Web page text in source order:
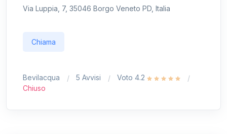
Via Luppia, 7, 35046 Borgo Veneto PD, Italia
Chiama
Bevilacqua 5 Avvisi
Voto 4.2
Chiuso